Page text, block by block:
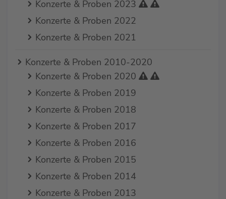
Konzerte & Proben 2023
Konzerte & Proben 2022
Konzerte & Proben 2021
Konzerte & Proben 2010-2020
Konzerte & Proben 2020
Konzerte & Proben 2019
Konzerte & Proben 2018
Konzerte & Proben 2017
Konzerte & Proben 2016
Konzerte & Proben 2015
Konzerte & Proben 2014
Konzerte & Proben 2013